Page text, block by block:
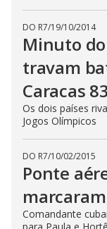
DO R7/19/10/2014
Minuto do
travam
Caracas 83
Os dois países
Jogos Olímpicos
DO R7/10/02/2015
Ponte
Comandante